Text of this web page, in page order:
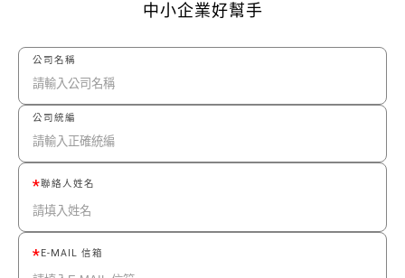
中小企業好幫手
公司名稱
公司統編
聯絡人姓名
E-MAIL 信箱